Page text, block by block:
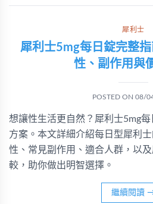
犀利士
犀利士5mg每日錠完整
性、副作用與
POSTED ON 08/
想讓性生活更自然？犀利士5mg
方案。本文詳細介紹每日型犀利
性、常見副作用、適合人群，以
較，助你做出明智選擇。
繼續閱讀